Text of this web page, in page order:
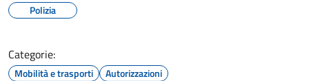
Polizia
Categorie:
Mobilità e trasporti Autorizzazioni